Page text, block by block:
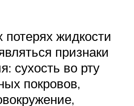
жидкости
признаки
сухость во рту
покровов,